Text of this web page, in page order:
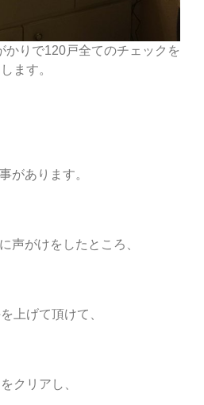
かりで120戸全てのチェックを
します。
があります。
声がけをしたところ、
上げて頂けて、
クリアし、